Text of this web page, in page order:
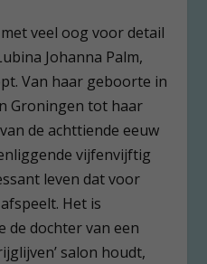
veel oog voor detail
Johanna Palm,
Van haar geboorte in
Groningen tot haar
de achttiende eeuw
vijfenvijftig
leven dat voor
Het is
de dochter van een
salon houdt,